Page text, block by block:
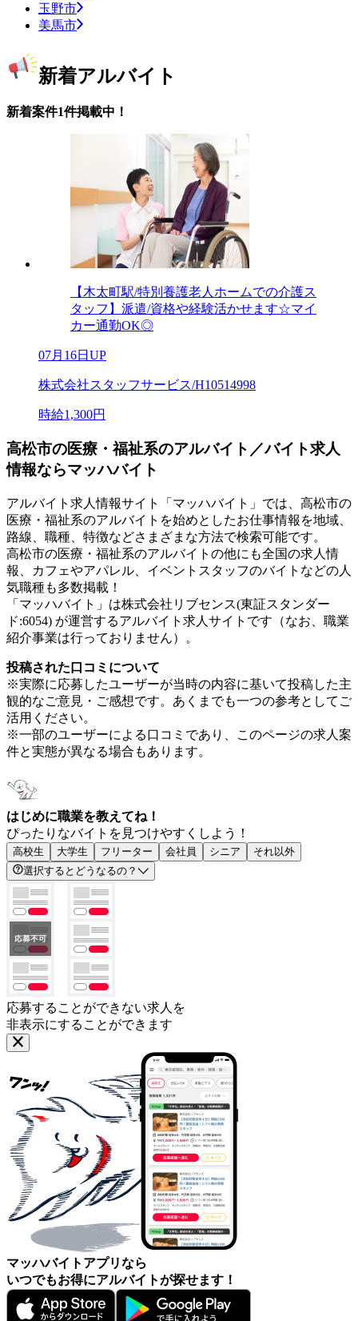
玉野市
美馬市
新着アルバイト
新着案件1件掲載中！
【木太町駅/特別養護老人ホームでの介護ス
タッフ】派遣/資格や経験活かせます☆マイ
カー通勤OK◎
07月16日UP
株式会社スタッフサービス/H10514998
時給1,300円
高松市の医療・福祉系のアルバイト／バイト求人
情報ならマッハバイト
アルバイト求人情報サイト「マッハバイト」では、高松市の
医療・福祉系のアルバイトを始めとしたお仕事情報を地域、
路線、職種、特徴などさまざまな方法で検索可能です。
高松市の医療・福祉系のアルバイトの他にも全国の求人情
報、カフェやアパレル、イベントスタッフのバイトなどの人
気職種も多数掲載！
「マッハバイト」は株式会社リブセンス(東証スタンダー
ド:6054) が運営するアルバイト求人サイトです（なお、職業
紹介事業は行っておりません）。
投稿された口コミについて
※実際に応募したユーザーが当時の内容に基いて投稿した主
観的なご意見・ご感想です。あくまでも一つの参考としてご
活用ください。
※一部のユーザーによる口コミであり、このページの求人案
件と実態が異なる場合もあります。
はじめに職業を教えてね！
ぴったりなバイトを見つけやすくしよう！
高校生 大学生 フリーター 会社員 シニア
それ以外
選択するとどうなるの？
応募することができない求人を
非表示にすることができます
マッハバイトアプリなら
いつでもお得にアルバイトが探せます！